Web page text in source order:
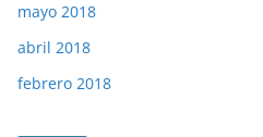
mayo 2018
abril 2018
febrero 2018